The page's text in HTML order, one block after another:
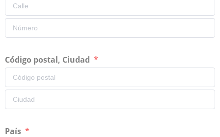
Código postal, Ciudad
País